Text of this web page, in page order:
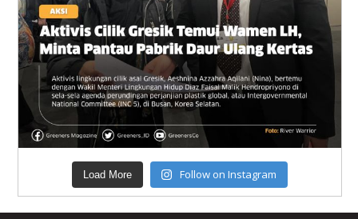
Load More Follow on Instagram